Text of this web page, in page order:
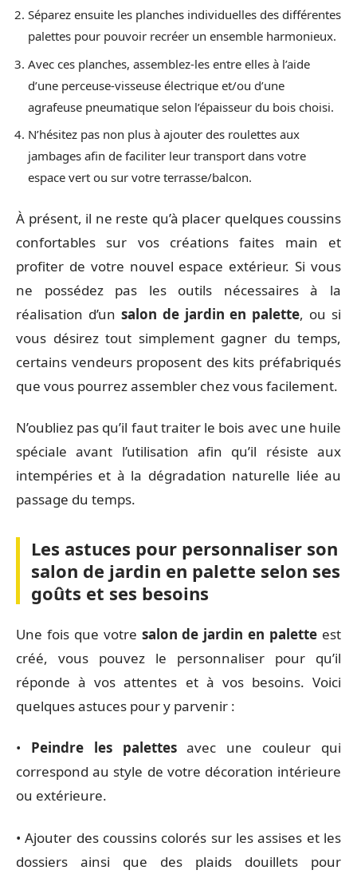
Séparez ensuite les planches individuelles des différentes
palettes pour pouvoir recréer un ensemble harmonieux.
Avec ces planches, assemblez-les entre elles à l’aide
d’une perceuse-visseuse électrique et/ou d’une
agrafeuse pneumatique selon l’épaisseur du bois choisi.
N’hésitez pas non plus à ajouter des roulettes aux
jambages afin de faciliter leur transport dans votre
espace vert ou sur votre terrasse/balcon.
À présent, il ne reste qu’à placer quelques coussins
confortables sur vos créations faites main et
profiter de votre nouvel espace extérieur. Si vous
ne possédez pas les outils nécessaires à la
réalisation d’un salon de jardin en palette, ou si
vous désirez tout simplement gagner du temps,
certains vendeurs proposent des kits préfabriqués
que vous pourrez assembler chez vous facilement.
N’oubliez pas qu’il faut traiter le bois avec une huile
spéciale avant l’utilisation afin qu’il résiste aux
intempéries et à la dégradation naturelle liée au
passage du temps.
Les astuces pour personnaliser son
salon de jardin en palette selon ses
goûts et ses besoins
Une fois que votre salon de jardin en palette est
créé, vous pouvez le personnaliser pour qu’il
réponde à vos attentes et à vos besoins. Voici
quelques astuces pour y parvenir :
• Peindre les palettesavec une couleur qui
correspond au style de votre décoration intérieure
ou extérieure.
• Ajouter des coussins colorés sur les assises et les
dossiers ainsi que des plaids douillets pour